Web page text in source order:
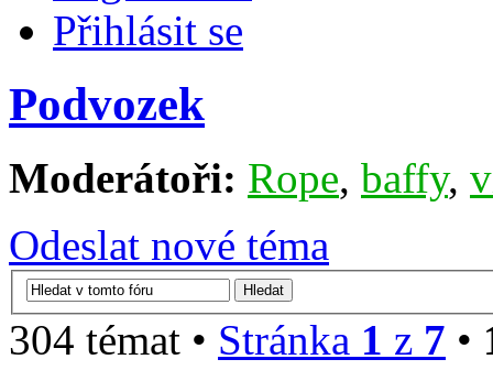
Přihlásit se
Podvozek
Moderátoři: Rope, baffy,
Odeslat nové téma
304 témat • Stránka 1 z 7 •